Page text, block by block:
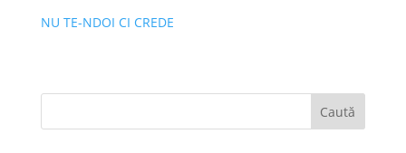
NU TE-NDOI CI CREDE